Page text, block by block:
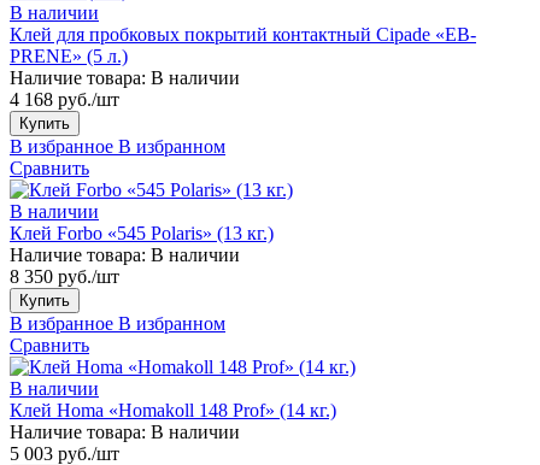
В наличии
Клей для пробковых покрытий контактный Cipade «EB-
PRENE» (5 л.)
Наличие товара: В наличии
4 168 руб./шт
Купить
В избранное В избранном
Сравнить
В наличии
Клей Forbo «545 Polaris» (13 кг.)
Наличие товара: В наличии
8 350 руб./шт
Купить
В избранное В избранном
Сравнить
В наличии
Клей Homa «Homakoll 148 Prof» (14 кг.)
Наличие товара: В наличии
5 003 руб./шт